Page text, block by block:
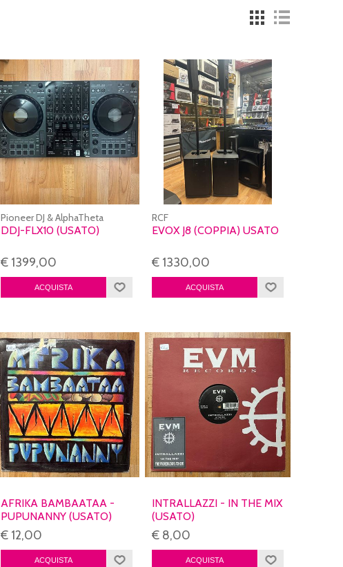
Pioneer DJ & AlphaTheta
DDJ-FLX10 (USATO)
€ 1399,00
RCF
EVOX J8 (COPPIA) USATO
€ 1330,00
AFRIKA BAMBAATAA -
PUPUNANNY (USATO)
€ 12,00
INTRALLAZZI - IN THE MIX
(USATO)
€ 8,00